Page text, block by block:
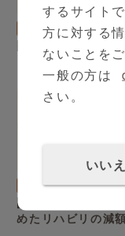
病院向け
[case:09 #2]リハ
らないが人は増や
立病院「2倍以上
トが必要」（病院
病院向け
[case:10 #1] 突然
めたリハビリの減
するサイト
方に対する
ないことを
一般の方は
さい。
いいえ